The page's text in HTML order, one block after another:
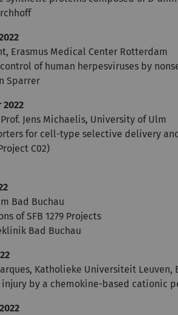
Erasmus Medical Center Rotterdam
of human herpesviruses by
Sparrer
Jens Michaelis, University of Ulm
for cell-type selective delivery
C02)
Bad Buchau
of SFB 1279 Projects
Bad Buchau
Katholieke Universiteit Leuven,
by a chemokine-based cationic